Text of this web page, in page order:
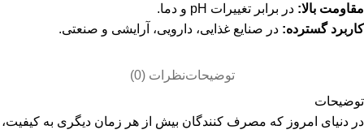
مقاومت بالا: در برابر تغییرات pH و دما.
کاربرد گسترده: در صنایع غذایی، دارویی، آرایشی و صنعتی.
توضیحاتنظرات (0)
توضیحات
در دنیای امروز که مصرف کنندگان بیش از هر زمان دیگری به کیفیت،